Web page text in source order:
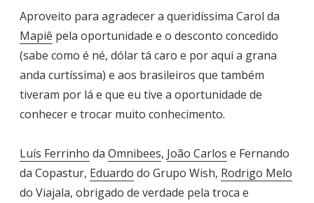
Aproveito para agradecer a queridíssima Carol da
Mapiê pela oportunidade e o desconto concedido
(sabe como é né, dólar tá caro e por aqui a grana
anda curtíssima) e aos brasileiros que também
tiveram por lá e que eu tive a oportunidade de
conhecer e trocar muito conhecimento.
Luís Ferrinho da Omnibees, João Carlos e Fernando
da Copastur, Eduardo do Grupo Wish, Rodrigo Melo
do Viajala, obrigado de verdade pela troca e